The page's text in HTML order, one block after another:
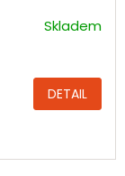
Skladem
DETAIL